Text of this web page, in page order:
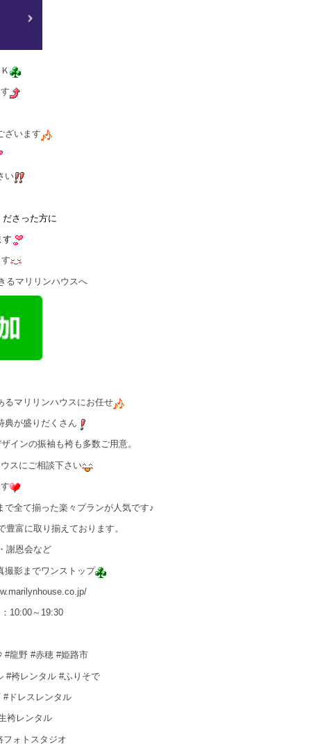
ざいます
い
さった方に
す
るマリリンハウスへ
るマリリンハウスにお任せ
典が盛りだくさん
インの振袖も袴も多数ご用意。
スにご相談下さい
全て揃った楽々プランが人気です♪
富に取り揃えております。
謝恩会など
撮影までワンストップ
10:00～19:30
#龍野 #赤穂 #姫路市
#袴レンタル #ふりそで
#ドレスレンタル
袴レンタル
ォトスタジオ